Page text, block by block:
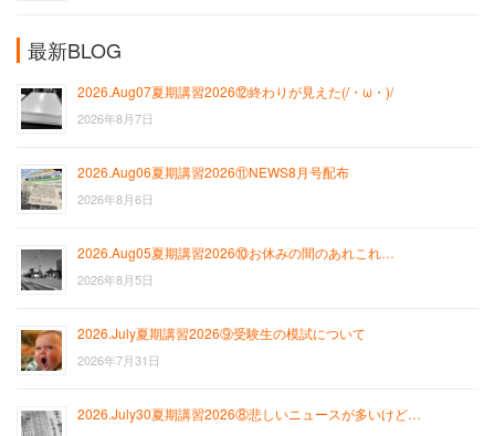
最新BLOG
2026.Aug07夏期講習2026⑫終わりが見えた(/・ω・)/
2026年8月7日
2026.Aug06夏期講習2026⑪NEWS8月号配布
2026年8月6日
2026.Aug05夏期講習2026⑩お休みの間のあれこれ…
2026年8月5日
2026.July夏期講習2026⑨受験生の模試について
2026年7月31日
2026.July30夏期講習2026⑧悲しいニュースが多いけど…